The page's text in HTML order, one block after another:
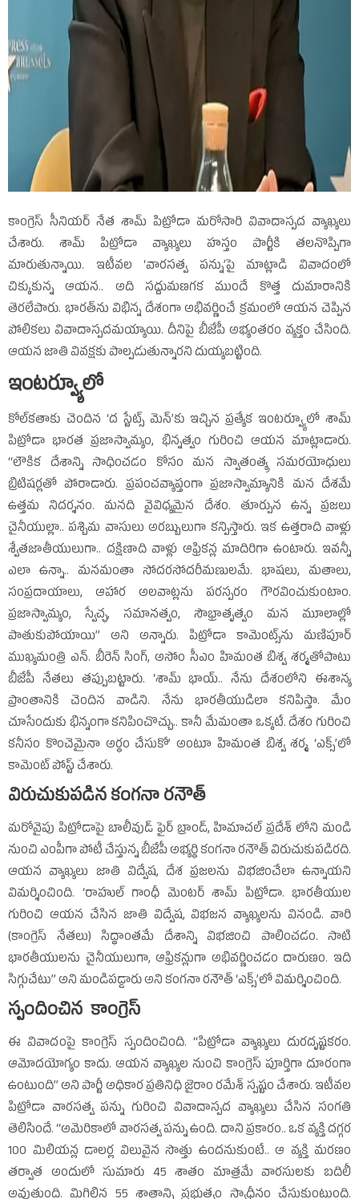
కాంగ్రెస్‌ సీనియర్‌ నేత శామ్‌ పిట్రోడా మరోసారి వివాదాస్పద వ్యాఖ్యలు
చేశారు. శామ్‌ పిట్రోడా వ్యాఖ్యలు హస్తం పార్టీకి తలనొప్పిగా
మారుతున్నాయి. ఇటీవల ‘వారసత్వ పన్ను’పై మాట్లాడి వివాదంలో
చిక్కుకున్న ఆయన.. అది సద్దుమణగక ముందే కొత్త దుమారానికి
తెరలేపారు. భారత్‌ను విభిన్న దేశంగా అభివర్ణించే క్రమంలో ఆయన చెప్పిన
పోలికలు వివాదాస్పదమయ్యాయి. దీనిపై బీజేపీ అభ్యంతరం వ్యక్తం చేసింది.
ఆయన జాతి వివక్షకు పాల్పడుతున్నారని దుయ్యబట్టింది.
ఇంటర్వ్యూలో
కోల్‌కతాకు చెందిన ‘ద స్టేట్స్‌ మెన్‌’కు ఇచ్చిన ప్రత్యేక ఇంటర్వ్యూలో శామ్‌
పిట్రోడా భారత ప్రజాస్వామ్యం, భిన్నత్వం గురించి ఆయన మాట్లాడారు.
‘‘లౌకిక దేశాన్ని సాధించడం కోసం మన స్వాతంత్య్ర సమరయోధులు
బ్రిటిషర్లతో పోరాడారు. ప్రపంచవ్యాప్తంగా ప్రజాస్వామ్యానికి మన దేశమే
ఉత్తమ నిదర్శనం. మనది వైవిధ్యమైన దేశం. తూర్పున ఉన్న ప్రజలు
చైనీయుల్లా.. పశ్చిమ వాసులు అరబ్బులుగా కన్పిస్తారు. ఇక ఉత్తరాది వాళ్లు
శ్వేతజాతీయులుగా.. దక్షిణాది వాళ్లు ఆఫ్రికన్ల మాదిరిగా ఉంటారు. ఇవన్నీ
ఎలా ఉన్నా.. మనమంతా సోదరసోదరీమణులమే. భాషలు, మతాలు,
సంప్రదాయాలు, ఆహార అలవాట్లను పరస్పరం గౌరవించుకుంటాం.
ప్రజాస్వామ్యం, స్వేచ్ఛ, సమానత్వం, సౌభ్రాతృత్వం మన మూలాల్లో
పాతుకుపోయాయి’’ అని అన్నారు. పిట్రోడా కామెంట్స్‌ను మణిపూర్‌
ముఖ్యమంత్రి ఎన్‌. బీరెన్‌ సింగ్‌, అసోం సీఎం హిమంత బిశ్వ శర్మతోపాటు
బీజేపీ నేతలు తప్పుబట్టారు. ‘శామ్‌ భాయ్‌.. నేను దేశంలోని ఈశాన్య
ప్రాంతానికి చెందిన వాడిని. నేను భారతీయుడిలా కనిపిస్తా. మేం
చూసేందుకు భిన్నంగా కనిపించొచ్చు.. కానీ మేమంతా ఒక్కటే. దేశం గురించి
కనీసం కొంచెమైనా అర్థం చేసుకో’ అంటూ హిమంత బిశ్వ శర్మ ‘ఎక్స్‌’లో
కామెంట్‌ పోస్ట్‌ చేశారు.
విరుచుకుపడిన కంగనా రనౌత్‌
మరోవైపు పిట్రోడాపై బాలీవుడ్‌ ఫైర్‌ బ్రాండ్‌, హిమాచల్‌ ప్రదేశ్‌ లోని మండి
నుంచి ఎంపీగా పోటీ చేస్తున్న బీజేపీ అభ్యర్థి కంగనా రనౌత్‌ విరుచుకుపడిరది.
ఆయన వ్యాఖ్యలు జాతి విద్వేష, దేశ ప్రజలను విభజించేలా ఉన్నాయని
విమర్శించింది. ‘రాహుల్‌ గాంధీ మెంటర్‌ శామ్‌ పిట్రోడా. భారతీయుల
గురించి ఆయన చేసిన జాతి విద్వేష, విభజన వ్యాఖ్యలను వినండి. వారి
(కాంగ్రెస్‌ నేతలు) సిద్ధాంతమే దేశాన్ని విభజించి పాలించడం. సాటి
భారతీయులను చైనీయులుగా, ఆఫ్రికన్లుగా అభివర్ణించడం దారుణం. ఇది
సిగ్గుచేటు’’ అని మండిపడ్డారు అని కంగనా రనౌత్‌ ‘ఎక్స్‌’లో విమర్శించింది.
స్పందించిన కాంగ్రెస్‌
ఈ వివాదంపై కాంగ్రెస్‌ స్పందించింది. ‘‘పిట్రోడా వ్యాఖ్యలు దురదృష్టకరం.
ఆమోదయోగ్యం కాదు. ఆయన వ్యాఖ్యల నుంచి కాంగ్రెస్‌ పూర్తిగా దూరంగా
ఉంటుంది’’ అని పార్టీ అధికార ప్రతినిధి జైరాం రమేశ్‌ స్పష్టం చేశారు. ఇటీవల
పిట్రోడా వారసత్వ పన్ను గురించి వివాదాస్పద వ్యాఖ్యలు చేసిన సంగతి
తెలిసిందే. ‘‘అమెరికాలో వారసత్వ పన్ను ఉంది. దాని ప్రకారం.. ఒక వ్యక్తి దగ్గర
100 మిలియన్ల డాలర్ల విలువైన సొత్తు ఉందనుకుంటే.. ఆ వ్యక్తి మరణం
తర్వాత అందులో సుమారు 45 శాతం మాత్రమే వారసులకు బదిలీ
అవుతుంది. మిగిలిన 55 శాతాన్ని ప్రభుత్వం స్వాధీనం చేసుకుంటుంది.